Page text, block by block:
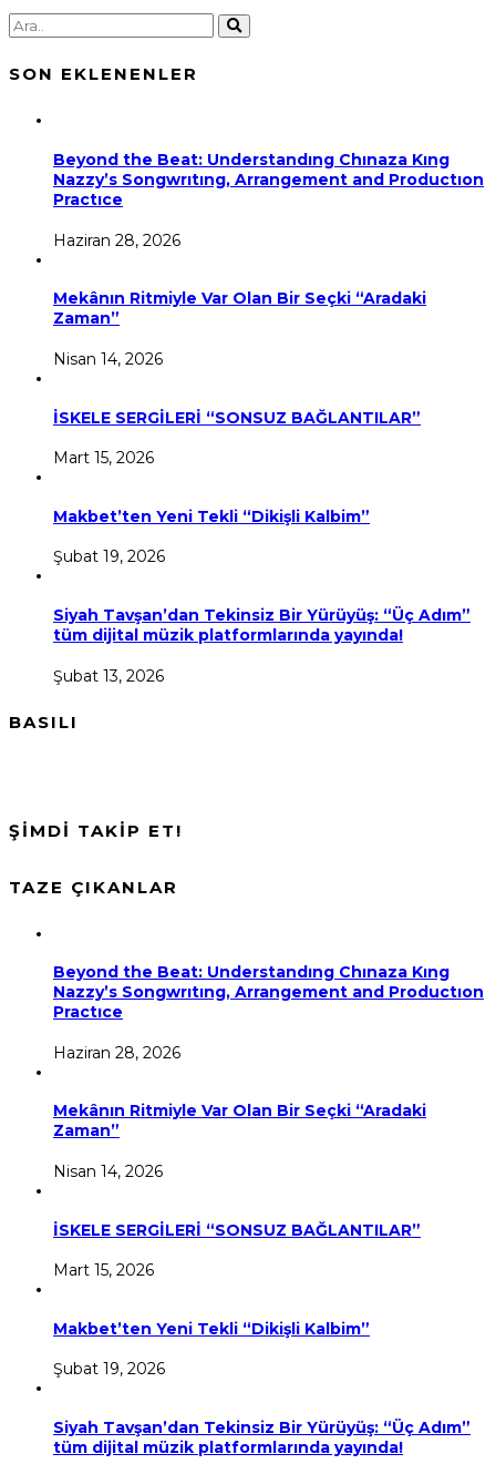
SON EKLENENLER
Beyond the Beat: Understandıng Chınaza Kıng
Nazzy’s Songwrıtıng, Arrangement and Productıon
Practıce
Haziran 28, 2026
Mekânın Ritmiyle Var Olan Bir Seçki “Aradaki
Zaman”
Nisan 14, 2026
İSKELE SERGİLERİ “SONSUZ BAĞLANTILAR”
Mart 15, 2026
Makbet’ten Yeni Tekli “Dikişli Kalbim”
Şubat 19, 2026
Siyah Tavşan’dan Tekinsiz Bir Yürüyüş: “Üç Adım”
tüm dijital müzik platformlarında yayında!
Şubat 13, 2026
BASILI
ŞİMDİ TAKİP ET!
TAZE ÇIKANLAR
Beyond the Beat: Understandıng Chınaza Kıng
Nazzy’s Songwrıtıng, Arrangement and Productıon
Practıce
Haziran 28, 2026
Mekânın Ritmiyle Var Olan Bir Seçki “Aradaki
Zaman”
Nisan 14, 2026
İSKELE SERGİLERİ “SONSUZ BAĞLANTILAR”
Mart 15, 2026
Makbet’ten Yeni Tekli “Dikişli Kalbim”
Şubat 19, 2026
Siyah Tavşan’dan Tekinsiz Bir Yürüyüş: “Üç Adım”
tüm dijital müzik platformlarında yayında!